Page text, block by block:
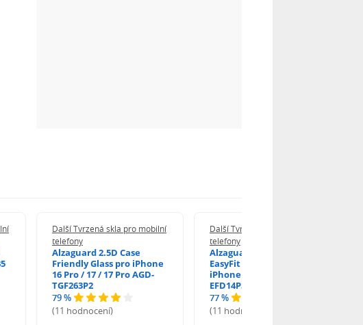
Další Tvrzená skla pro mobilní
telefony
Alzaguard 2.5D Case
Friendly Glass pro iPhone
16 Pro / 17 / 17 Pro AGD-
TGF263P2
79 %
(11 hodnocení)
Další Tvrzená skla pro mobilní
telefony
Alzaguard 2.5D Glass
EasyFit DustFree pro
iPhone 16 Pro / 17 AGD-
EFD14P3
77 %
(11 hodnocení)